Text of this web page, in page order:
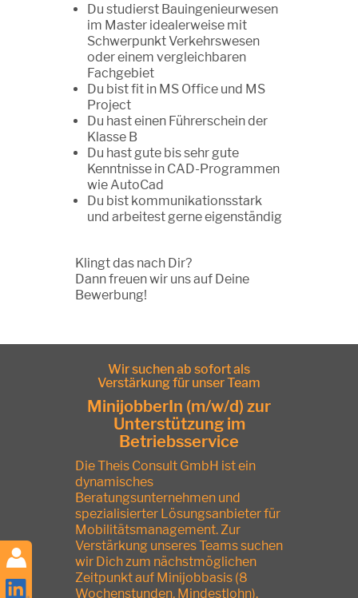
Du studierst Bauingenieurwesen
im Master idealerweise mit
Schwerpunkt Verkehrswesen
oder einem vergleichbaren
Fachgebiet
Du bist fit in MS Office und MS
Project
Du hast einen Führerschein der
Klasse B
Du hast gute bis sehr gute
Kenntnisse in CAD-Programmen
wie AutoCad
Du bist kommunikationsstark
und arbeitest gerne eigenständig
Klingt das nach Dir?
Dann freuen wir uns auf Deine
Bewerbung!
Wir suchen ab sofort als
Verstärkung für unser Team
MinijobberIn (m/w/d) zur
Unterstützung im
Betriebsservice
Die Theis Consult GmbH ist ein
dynamisches
Beratungsunternehmen und
spezialisierter Lösungsanbieter für
Mobilitätsmanagement. Zur
Verstärkung unseres Teams suchen
wir Dich zum nächstmöglichen
Zeitpunkt auf Minijobbasis (8
Wochenstunden, Mindestlohn).